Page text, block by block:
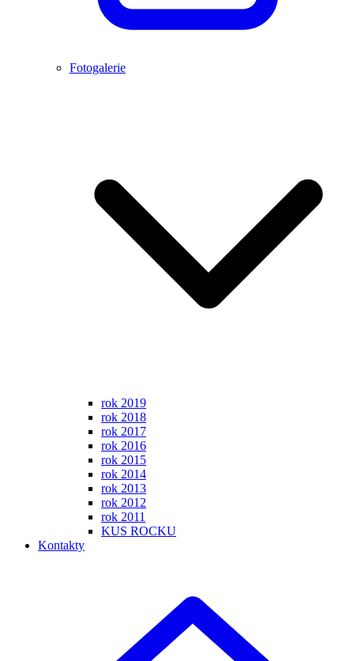
Fotogalerie
rok 2019
rok 2018
rok 2017
rok 2016
rok 2015
rok 2014
rok 2013
rok 2012
rok 2011
KUS ROCKU
Kontakty